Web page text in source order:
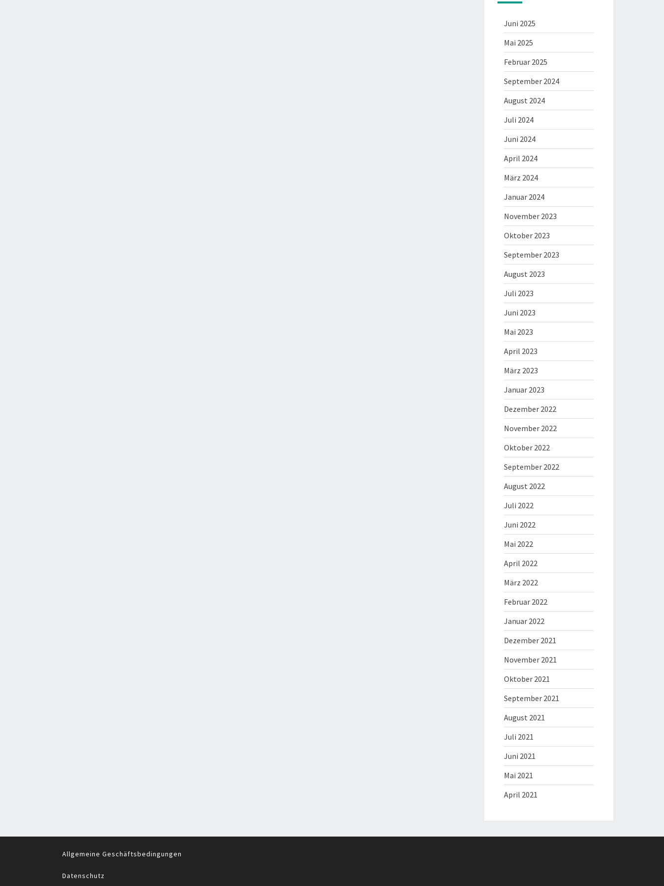
Juni 2025
Mai 2025
Februar 2025
September 2024
August 2024
Juli 2024
Juni 2024
April 2024
März 2024
Januar 2024
November 2023
Oktober 2023
September 2023
August 2023
Juli 2023
Juni 2023
Mai 2023
April 2023
März 2023
Januar 2023
Dezember 2022
November 2022
Oktober 2022
September 2022
August 2022
Juli 2022
Juni 2022
Mai 2022
April 2022
März 2022
Februar 2022
Januar 2022
Dezember 2021
November 2021
Oktober 2021
September 2021
August 2021
Juli 2021
Juni 2021
Mai 2021
April 2021
Allgemeine Geschäftsbedingungen
Datenschutz